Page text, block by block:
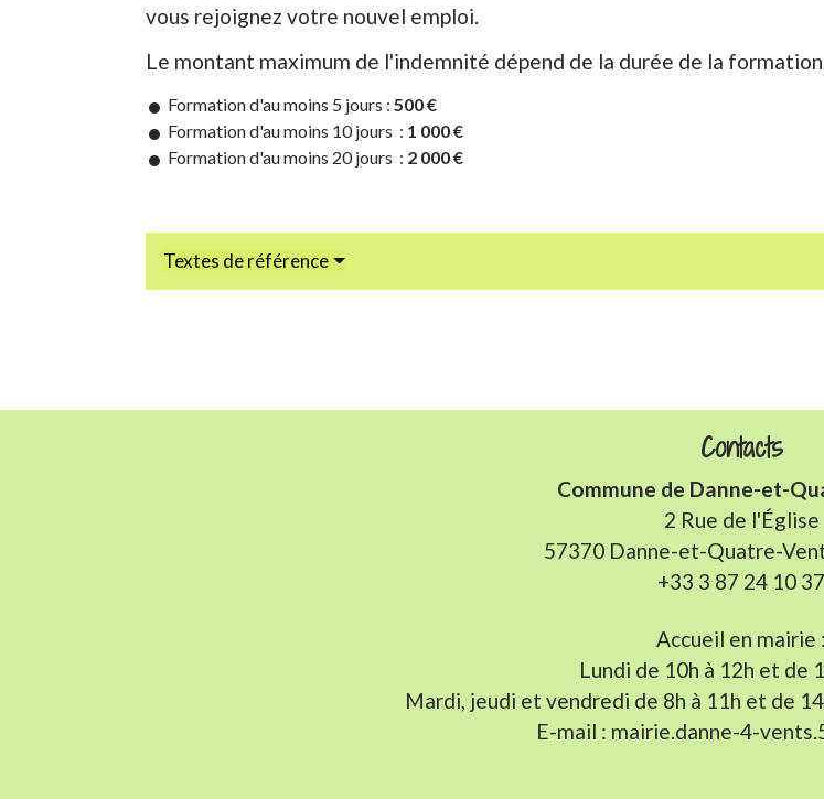
vous rejoignez votre nouvel emploi.
Le montant maximum de l'indemnité dépend de la durée de la
Formation d'au moins 5 jours : 500 €
Formation d'au moins 10 jours : 1 000 €
Formation d'au moins 20 jours : 2 000 €
Textes de référence
Contacts
Commune de Danne-et-
2 Rue de l'Église
57370 Danne-et-Quatre-
+33 3 87 24 10 37
Accueil en mairie :
Lundi de 10h à 12h et de
Mardi, jeudi et vendredi de 8h à 11h et de
E-mail : mairie.danne-4-